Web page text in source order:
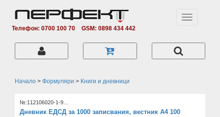
Телефон: 0700 100 70 GSM: 0898 434 442
Toggle
Начало > Формуляри > Книги и дневници
№:112106020-1-9…
Дневник ЕДСД за 1000 записвания, вестник А4 100